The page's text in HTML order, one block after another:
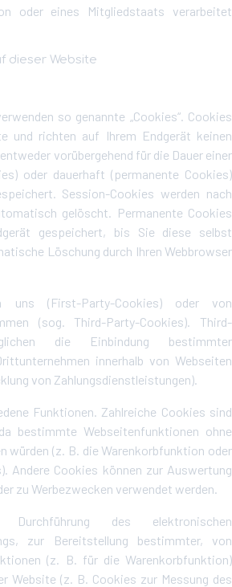
oder eines Mitgliedstaats verarbeitet
dieser Website
so genannte „Cookies“. Cookies
und richten auf Ihrem Endgerät keinen
vorübergehend für die Dauer einer
oder dauerhaft (permanente Cookies)
Session-Cookies werden nach
gelöscht. Permanente Cookies
gespeichert, bis Sie diese selbst
Löschung durch Ihren Webbrowser
uns (First-Party-Cookies) oder von
(sog. Third-Party-Cookies). Third-
die Einbindung bestimmter
innerhalb von Webseiten
von Zahlungsdienstleistungen).
Funktionen. Zahlreiche Cookies sind
bestimmte Webseitenfunktionen ohne
würden (z. B. die Warenkorbfunktion oder
Andere Cookies können zur Auswertung
zu Werbezwecken verwendet werden.
des elektronischen
zur Bereitstellung bestimmter, von
(z. B. für die Warenkorbfunktion)
Website (z. B. Cookies zur Messung des